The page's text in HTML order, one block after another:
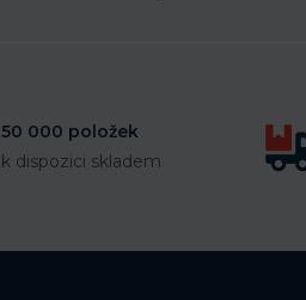
50 000 položek
k dispozici skladem